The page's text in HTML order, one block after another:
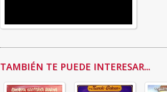
TAMBIÉN TE PUEDE INTERESAR...